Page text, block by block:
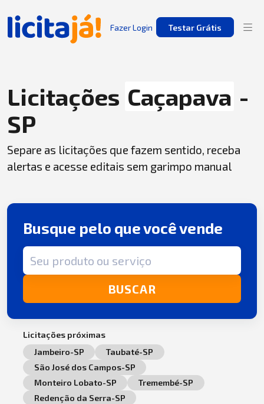
Fazer Login Testar Grátis
Licitações Caçapava -
SP
Separe as licitações que fazem sentido, receba
alertas e acesse editais sem garimpo manual
Busque pelo que você vende
Termo de busca
BUSCAR
Licitações próximas
Jambeiro-SP
Taubaté-SP
São José dos Campos-SP
Monteiro Lobato-SP
Tremembé-SP
Redenção da Serra-SP